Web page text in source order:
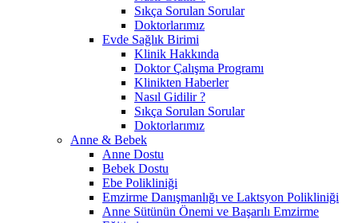
Sıkça Sorulan Sorular
Doktorlarımız
Evde Sağlık Birimi
Klinik Hakkında
Doktor Çalışma Programı
Klinikten Haberler
Nasıl Gidilir ?
Sıkça Sorulan Sorular
Doktorlarımız
Anne & Bebek
Anne Dostu
Bebek Dostu
Ebe Polikliniği
Emzirme Danışmanlığı ve Laktsyon Polikliniği
Anne Sütünün Önemi ve Başarılı Emzirme